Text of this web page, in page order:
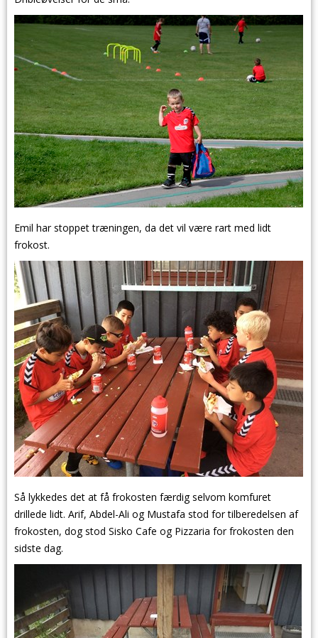
Emil har stoppet træningen, da det vil være rart med lidt
frokost.
Så lykkedes det at få frokosten færdig selvom komfuret
drillede lidt. Arif, Abdel-Ali og Mustafa stod for tilberedelsen af
frokosten, dog stod Sisko Cafe og Pizzaria for frokosten den
sidste dag.